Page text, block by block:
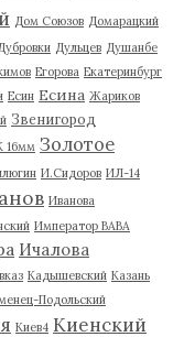
Дом Союзов Домарацкий
Дубровки Дульцев Душанбе
Егорова Екатеринбург
Есин Есина Жариков
Звенигород
16мм Золотое
И.Сидоров ИЛ-14
Иванова
Император ВАВА
Ичалова
Кадышевский Казань
Подольский
Киев4 Киенский